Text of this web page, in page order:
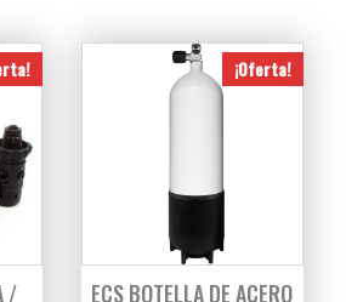
/
¡Oferta!
ECS BOTELLA DE ACERO